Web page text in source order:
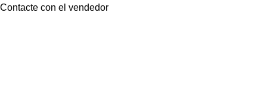
Contacte con el vendedor